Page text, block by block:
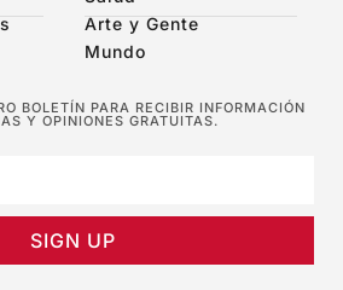
Arte y Gente
Mundo
BOLETÍN PARA RECIBIR INFORMACIÓN
Y OPINIONES GRATUITAS.
SIGN UP